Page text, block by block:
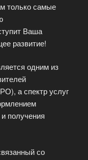
только самые
Ваша
развитие!
одним из
а спектр услуг
получения
со